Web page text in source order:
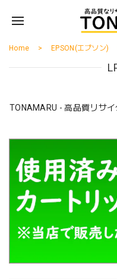
Home EPSON(エプソン)
TONAMARU - 高品質リサ